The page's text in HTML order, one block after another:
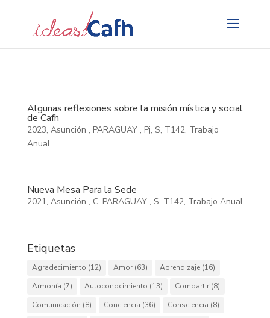
Algunas reflexiones sobre la misión mística y social
de Cafh
2023, Asunción , PARAGUAY , Pj, S, T142, Trabajo
Anual
Nueva Mesa Para la Sede
2021, Asunción , C, PARAGUAY , S, T142, Trabajo Anual
Etiquetas
Agradecimiento (12) Amor(63) Aprendizaje(16)
Armonía (7) Autoconocimiento (13) Compartir(8)
Comunicación (8) Conciencia (36) Consciencia (8)